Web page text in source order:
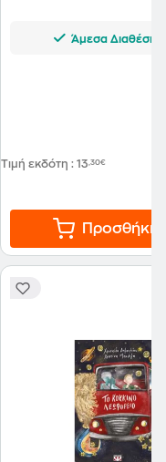
Άμεσα Διαθέσιμο
Τιμή εκδότη : 13,30€
Προσθήκη